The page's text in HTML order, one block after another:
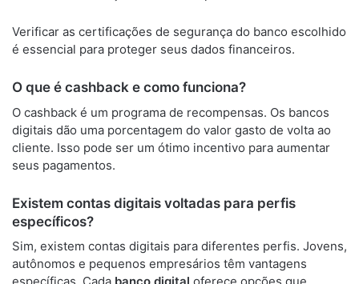
Verificar as certificações de segurança do banco escolhido
é essencial para proteger seus dados financeiros.
O que é cashback e como funciona?
O cashback é um programa de recompensas. Os bancos
digitais dão uma porcentagem do valor gasto de volta ao
cliente. Isso pode ser um ótimo incentivo para aumentar
seus pagamentos.
Existem contas digitais voltadas para perfis
específicos?
Sim, existem contas digitais para diferentes perfis. Jovens,
autônomos e pequenos empresários têm vantagens